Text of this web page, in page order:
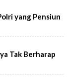
yang Pensiun
Tak Berharap